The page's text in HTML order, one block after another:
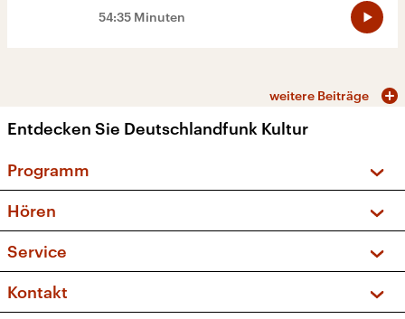
54:35 Minuten
weitere Beiträge
Entdecken Sie Deutschlandfunk Kultur
Programm
Sendungen und Podcasts
Musikliste
Kakadu – Das Kinderprogramm
Hören
Frequenzen (UKW + DAB+)
Service
FAQ
Apps
Kontakt